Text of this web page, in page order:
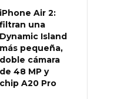
iPhone Air 2:
filtran una
Dynamic Island
más pequeña,
doble cámara
de 48 MP y
chip A20 Pro